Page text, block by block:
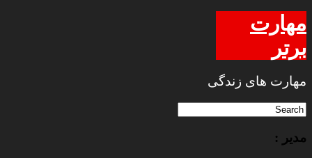
مهارت
برتر
مهارت های زندگی
مدیر :